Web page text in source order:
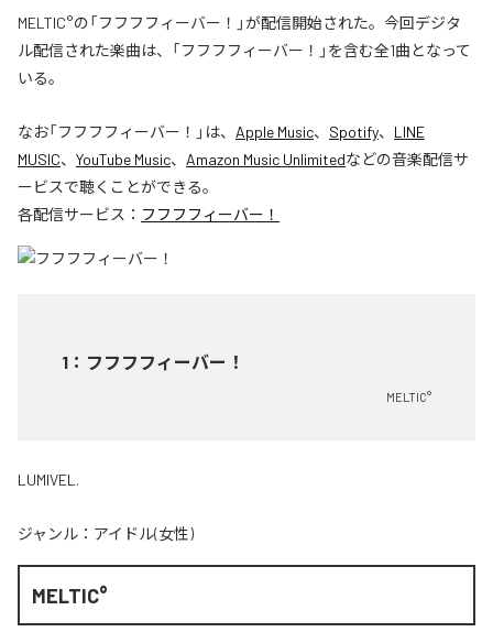
MELTIC°の「フフフフィーバー！」が配信開始された。今回デジタ
ル配信された楽曲は、「フフフフィーバー！」を含む全1曲となって
いる。
なお「フフフフィーバー！ 」は、 Apple Music、 Spotify、 LINE
MUSIC、 YouTube Music、 Amazon Music Unlimitedなどの音楽配信サ
ービスで聴くことができる。
各配信サービス： フフフフィーバー！
1 ： フフフフィーバー！
MELTIC°
LUMIVEL.
ジャンル： アイドル(女性)
MELTIC°